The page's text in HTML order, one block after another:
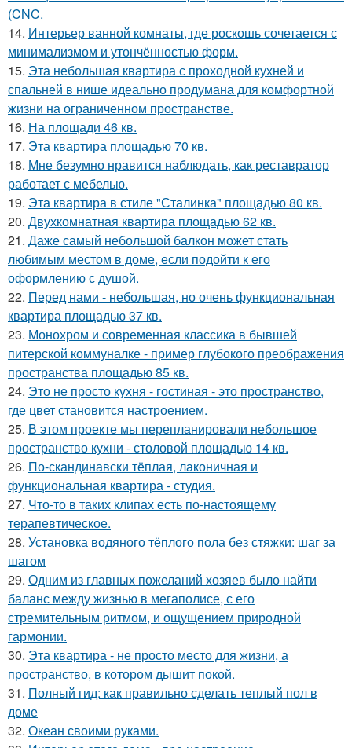
(CNC.
14. Интерьер ванной комнаты, где роскошь сочетается с
минимализмом и утончённостью форм.
15. Эта небольшая квартира с проходной кухней и
спальней в нише идеально продумана для комфортной
жизни на ограниченном пространстве.
16. На площади 46 кв.
17. Эта квартира площадью 70 кв.
18. Мне безумно нравится наблюдать, как реставратор
работает с мебелью.
19. Эта квартира в стиле "Сталинка" площадью 80 кв.
20. Двухкомнатная квартира площадью 62 кв.
21. Даже самый небольшой балкон может стать
любимым местом в доме, если подойти к его
оформлению с душой.
22. Перед нами - небольшая, но очень функциональная
квартира площадью 37 кв.
23. Монохром и современная классика в бывшей
питерской коммуналке - пример глубокого преображения
пространства площадью 85 кв.
24. Это не просто кухня - гостиная - это пространство,
где цвет становится настроением.
25. В этом проекте мы перепланировали небольшое
пространство кухни - столовой площадью 14 кв.
26. По-скандинавски тёплая, лаконичная и
функциональная квартира - студия.
27. Что-то в таких клипах есть по-настоящему
терапевтическое.
28. Установка водяного тёплого пола без стяжки: шаг за
шагом
29. Одним из главных пожеланий хозяев было найти
баланс между жизнью в мегаполисе, с его
стремительным ритмом, и ощущением природной
гармонии.
30. Эта квартира - не просто место для жизни, а
пространство, в котором дышит покой.
31. Полный гид: как правильно сделать теплый пол в
доме
32. Океан своими руками.